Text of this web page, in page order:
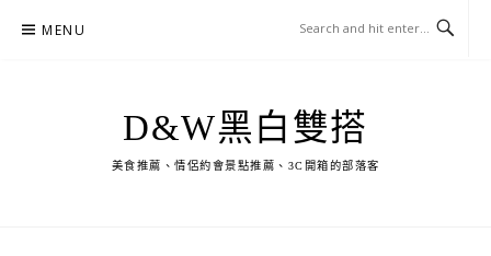
MENU
D&W黑白雙搭
美食推薦、情侶約會景點推薦、3C開箱的部落客